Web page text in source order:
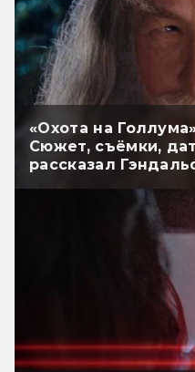
«Охота на
Сюжет, съёмки,
рассказал